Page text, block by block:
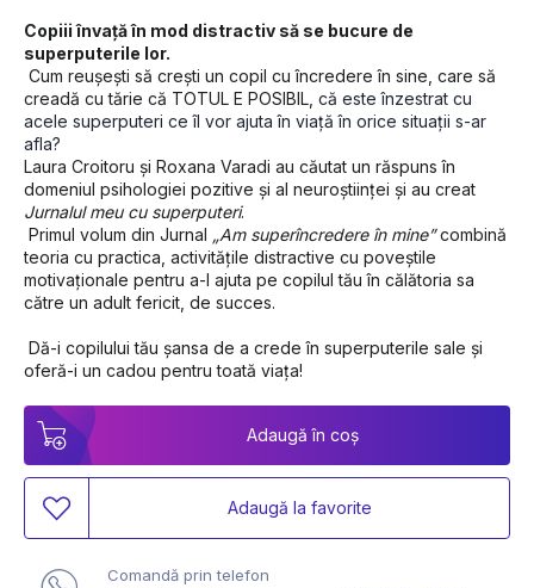
Copiii învață în mod distractiv să se bucure de
superputerile lor.
creadă cu tărie că TOTUL E POSIBIL, că este înzestrat cu
acele superputeri ce îl vor ajuta în viață în orice situații s-ar
afla?
Laura Croitoru și Roxana Varadi au căutat un răspuns în
Jurnalul meu cu superputeri.
Primul volum din Jurnal „Am superîncredere în mine” combină
teoria cu practica, activitățile distractive cu poveștile
motivaționale pentru a-l ajuta pe copilul tău în călătoria sa
către un adult fericit, de succes.
oferă-i un cadou pentru toată viața!
Adaugă în coș
Adaugă la favorite
Comandă prin telefon